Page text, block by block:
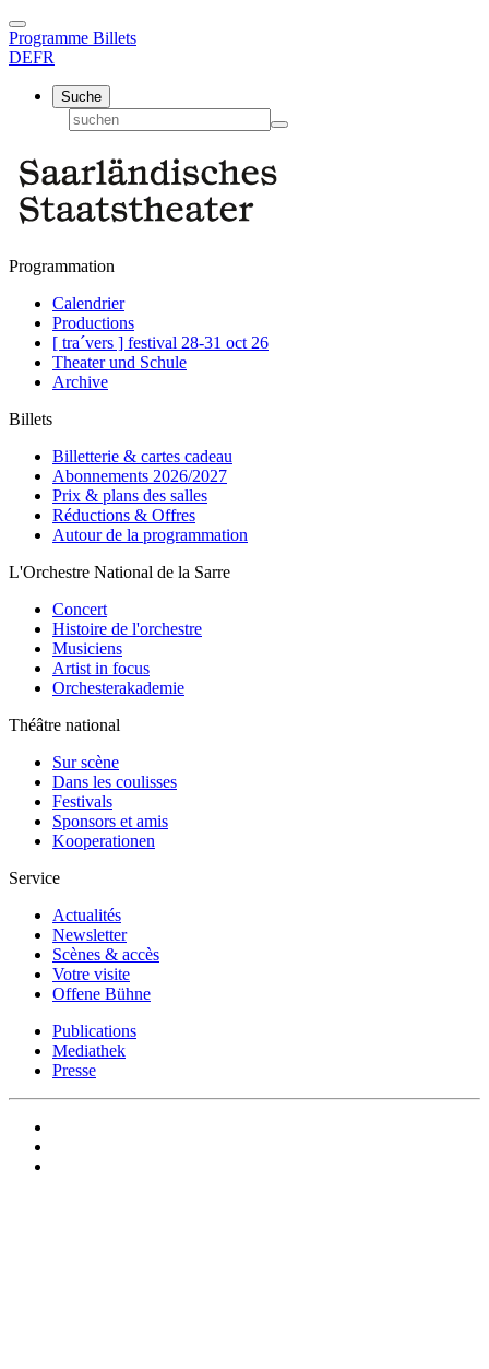
Programme Billets
DEFR
Suche
Programmation
Calendrier
Productions
[ tra´vers ] festival 28-31 oct 26
Theater und Schule
Archive
Billets
Billetterie & cartes cadeau
Abonnements 2026/2027
Prix & plans des salles
Réductions & Offres
Autour de la programmation
L'Orchestre National de la Sarre
Concert
Histoire de l'orchestre
Musiciens
Artist in focus
Orchesterakademie
Théâtre national
Sur scène
Dans les coulisses
Festivals
Sponsors et amis
Kooperationen
Service
Actualités
Newsletter
Scènes & accès
Votre visite
Offene Bühne
Publications
Mediathek
Presse